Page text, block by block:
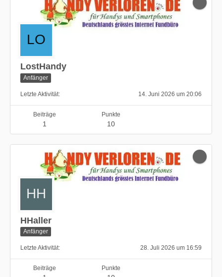
LostHandy
Anfänger
Letzte Aktivität 14. Juni 2026 um 20:06
Beiträge
1
Punkte
10
HHaller
Anfänger
Letzte Aktivität 28. Juli 2026 um 16:59
Beiträge Punkte